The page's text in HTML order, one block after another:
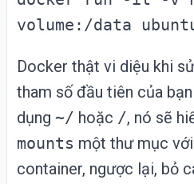
volume:/data
Docker thật vi diệu khi
tham số đầu tiên của
dụng ~/ hoặc /, nó sẽ
mounts một thư mục
container, ngược lại, bỏ